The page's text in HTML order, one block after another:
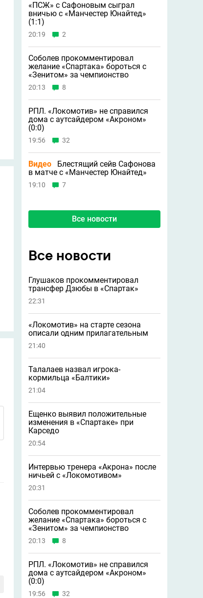
«ПСЖ» с Сафоновым сыграл
вничью с «Манчестер Юнайтед»
(1:1)
20:19 2
Соболев прокомментировал
желание «Спартака» бороться с
«Зенитом» за чемпионство
20:13 8
РПЛ. «Локомотив» не справился
дома с аутсайдером «Акроном»
(0:0)
19:56 32
Видео
Блестящий сейв Сафонова
в матче с «Манчестер Юнайтед»
19:10 7
Все новости
Все новости
Глушаков прокомментировал
трансфер Дзюбы в «Спартак»
22:31
«Локомотив» на старте сезона
описали одним прилагательным
21:40
Талалаев назвал игрока-
кормильца «Балтики»
21:04
Ещенко выявил положительные
изменения в «Спартаке» при
Карседо
20:54
Интервью тренера «Акрона» после
ничьей с «Локомотивом»
20:31
Соболев прокомментировал
желание «Спартака» бороться с
«Зенитом» за чемпионство
20:13 8
РПЛ. «Локомотив» не справился
дома с аутсайдером «Акроном»
(0:0)
19:56 32